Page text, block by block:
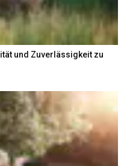
und Zuverlässigkeit zu